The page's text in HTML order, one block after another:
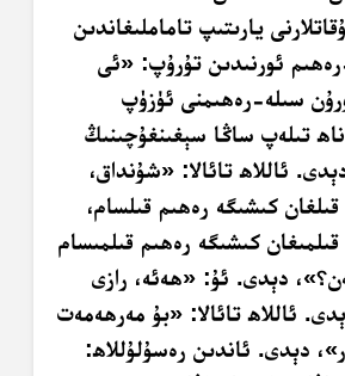
يارىتىپ تاماملىغاندىن
ئورنىدىن تۇرۇپ: «ئى
سىلە-رەھىمنى ئۈزۈپ
تىلەپ ساڭا سېغىنغۇچىنىڭ
ئاللاھ تائالا: «شۇنداق،
كىشىگە رەھىم قىلسام،
كىشىگە رەھىم قىلمىسام
دېدى. ئۇ: «ھەئە، رازى
ئاللاھ تائالا: «بۇ مەرھەمەت
دېدى. ئاندىن رەسۇلۇللاھ: